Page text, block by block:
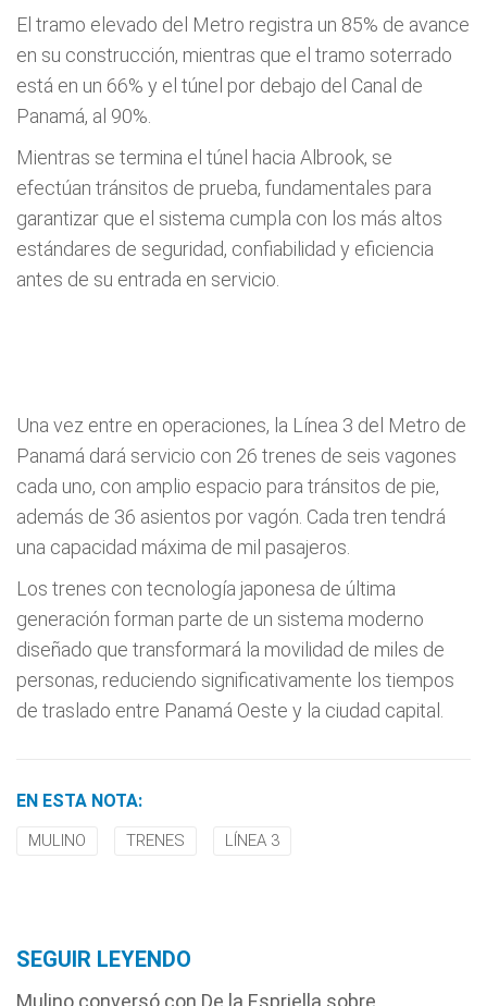
El tramo elevado del Metro registra un 85% de avance
en su construcción, mientras que el tramo soterrado
está en un 66% y el túnel por debajo del Canal de
Panamá, al 90%.
Mientras se termina el túnel hacia Albrook, se
efectúan tránsitos de prueba, fundamentales para
garantizar que el sistema cumpla con los más altos
estándares de seguridad, confiabilidad y eficiencia
antes de su entrada en servicio.
Una vez entre en operaciones, la Línea 3 del Metro de
Panamá dará servicio con 26 trenes de seis vagones
cada uno, con amplio espacio para tránsitos de pie,
además de 36 asientos por vagón. Cada tren tendrá
una capacidad máxima de mil pasajeros.
Los trenes con tecnología japonesa de última
generación forman parte de un sistema moderno
diseñado que transformará la movilidad de miles de
personas, reduciendo significativamente los tiempos
de traslado entre Panamá Oeste y la ciudad capital.
EN ESTA NOTA:
MULINO TRENES LÍNEA 3
SEGUIR LEYENDO
Mulino conversó con De la Espriella sobre